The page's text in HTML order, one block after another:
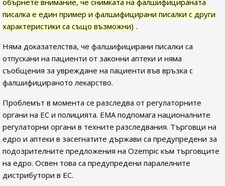
обърнете внимание, че снимката на фалшифицираната
писалка е един пример и фалшифицирани писалки с други
характеристики са също възможни) .
Няма доказателства, че фалшифицирани писалки са
отпускани на пациенти от законни аптеки и няма
съобщения за увреждане на пациенти във връзка с
фалшифицираното лекарство.
Проблемът в момента се разследва от регулаторните
органи на ЕС и полицията. EMA подпомага националните
регулаторни органи в техните разследвания. Търговци на
едро и аптеки в засегнатите държави са предупредени за
подозрителните предложения на Ozempic към търговците
на едро. Освен това са предупредени паралелните
дистрибутори в ЕС.